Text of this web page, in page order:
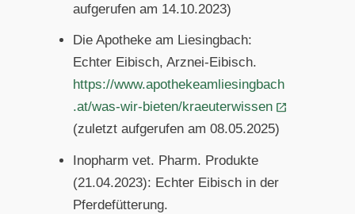
aufgerufen am 14.10.2023)
Die Apotheke am Liesingbach:
Echter Eibisch, Arznei-Eibisch.
https://www.apothekeamliesingbach
.at/was-wir-bieten/kraeuterwissen
(zuletzt aufgerufen am 08.05.2025)
Inopharm vet. Pharm. Produkte
(21.04.2023): Echter Eibisch in der
Pferdefütterung.